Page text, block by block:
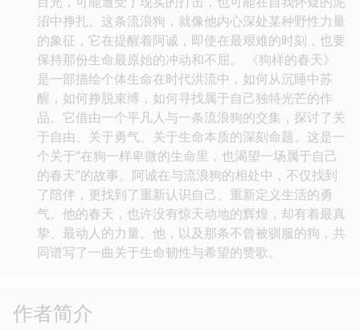
沼中挣扎。这条流浪狗，就像他内心深处某种野性力量
的象征，它在提醒着阿诚，即使在最艰难的时刻，也要
保持那份生命最原始的冲动和不屈。 《狗样的春天》
是一部描绘个体生命在时代洪流中，如何从沉睡中苏
醒，如何挣脱束缚，如何寻找属于自己独特光芒的作
品。它借由一个平凡人与一条流浪狗的交集，探讨了关
于自由、关于勇气、关于生命本质的深刻命题。这是一
个关于“在狗一样卑微的生命里，也渴望一场属于自己
的春天”的故事。阿诚在与流浪狗的相处中，不仅找到
了陪伴，更找到了重新认识自己、重新定义生活的勇
气。他的春天，也许没有惊天动地的辉煌，却有着最真
挚、最动人的力量。他，以及那条不曾被驯服的狗，共
同谱写了一曲关于生命韧性与希望的赞歌。
作者简介